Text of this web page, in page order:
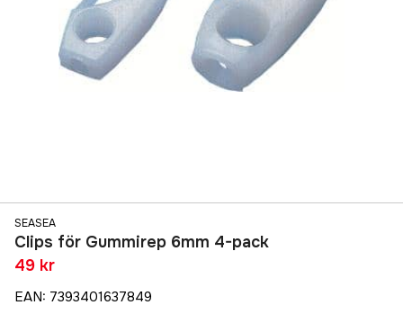
SEASEA
Clips för Gummirep 6mm 4-pack
49 kr
EAN: 7393401637849